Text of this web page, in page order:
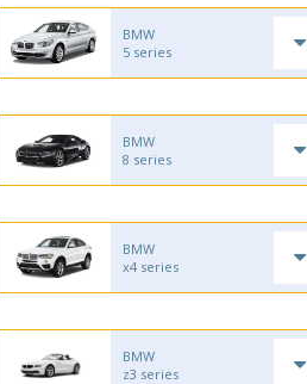
BMW
5 series
BMW
8 series
BMW
x4 series
BMW
z3 series